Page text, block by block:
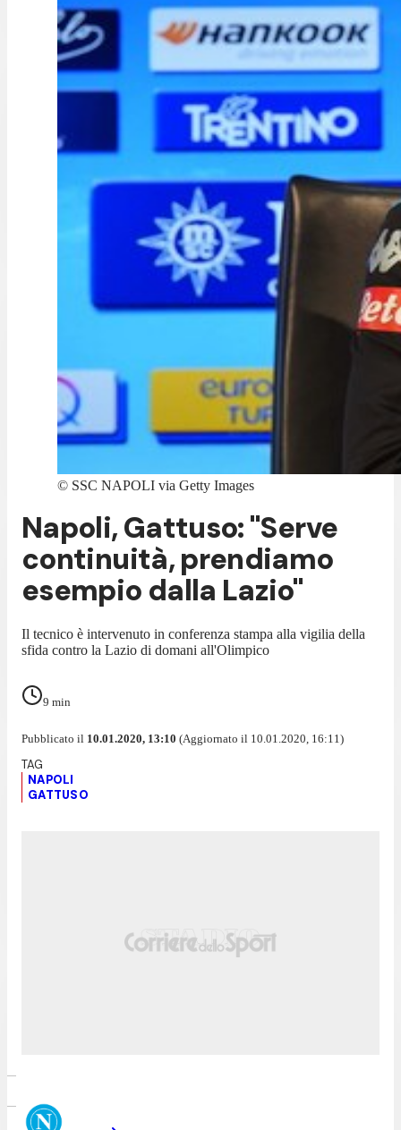
© SSC NAPOLI via Getty Images
Napoli, Gattuso: "Serve
continuità, prendiamo
esempio dalla Lazio"
Il tecnico è intervenuto in conferenza stampa alla vigilia della
sfida contro la Lazio di domani all'Olimpico
9 min
Pubblicato il 10.01.2020, 13:10 (Aggiornato il 10.01.2020, 16:11)
NAPOLI
GATTUSO